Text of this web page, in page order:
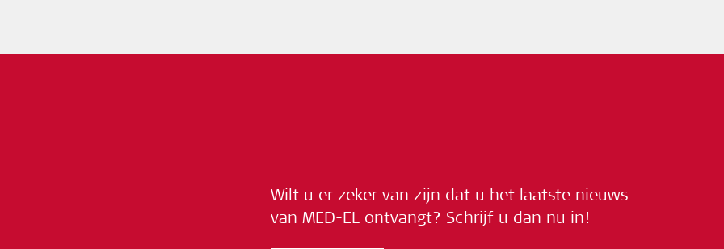
Wilt u er zeker van zijn dat u het laatste nieuws
van MED-EL ontvangt? Schrijf u dan nu in!